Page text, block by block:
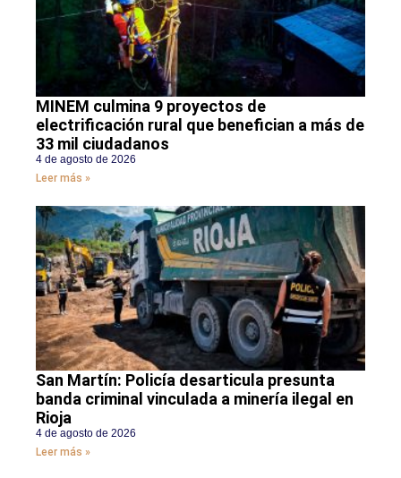
MINEM culmina 9 proyectos de
electrificación rural que benefician a más de
33 mil ciudadanos
4 de agosto de 2026
Leer más »
San Martín: Policía desarticula presunta
banda criminal vinculada a minería ilegal en
Rioja
4 de agosto de 2026
Leer más »